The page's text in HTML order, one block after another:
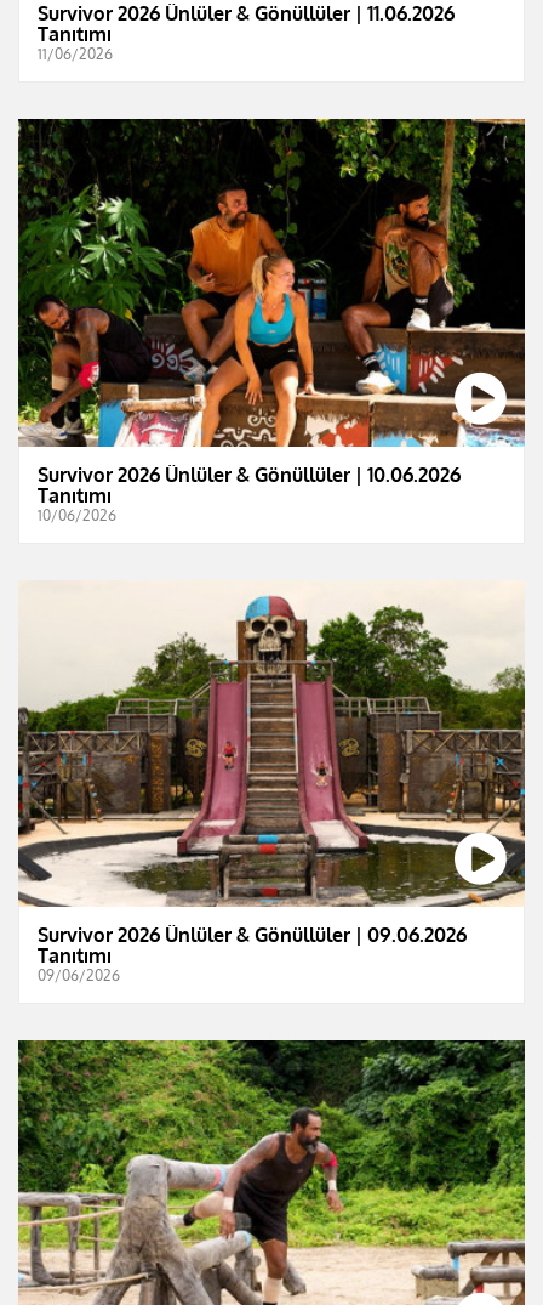
Survivor 2026 Ünlüler & Gönüllüler | 11.06.2026
Tanıtımı
11/06/2026
Survivor 2026 Ünlüler & Gönüllüler | 10.06.2026
Tanıtımı
10/06/2026
Survivor 2026 Ünlüler & Gönüllüler | 09.06.2026
Tanıtımı
09/06/2026